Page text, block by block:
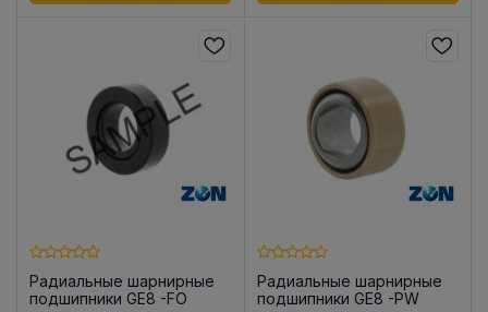
Радиальные шарнирные
подшипники GE8 -FO
Радиальные шарнирные
подшипники GE8 -PW